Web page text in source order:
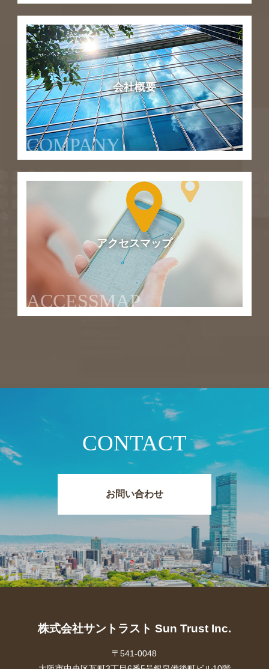
会社概要
COMPANY
アクセスマップ
ACCESSMAP
CONTACT
お問い合わせ
株式会社サントラスト Sun Trust Inc.
〒541-0048